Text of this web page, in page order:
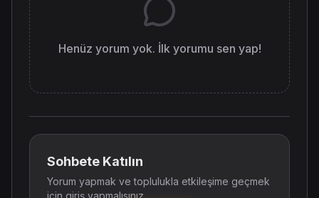
Henüz yorum yok. İlk yorumu sen yap!
Sohbete Katılın
Yorum yapmak ve toplulukla etkileşime geçmek
için giriş yapmalısınız.